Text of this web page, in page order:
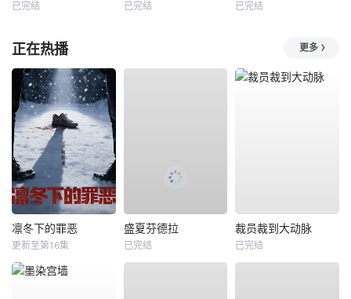
已完结 已完结 已完结
正在热播 更多
凛冬下的罪恶
更新至第16集
盛夏芬德拉
已完结
裁员裁到大动脉
已完结